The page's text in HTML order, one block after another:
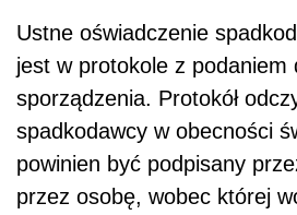
Ustne oświadczenie
jest w protokole z podaniem
sporządzenia. Protokół
spadkodawcy w obecności
powinien być podpisany
przez osobę, wobec której